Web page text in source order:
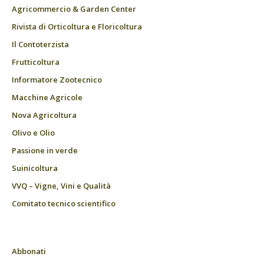
Agricommercio & Garden Center
Rivista di Orticoltura e Floricoltura
Il Contoterzista
Frutticoltura
Informatore Zootecnico
Macchine Agricole
Nova Agricoltura
Olivo e Olio
Passione in verde
Suinicoltura
VVQ – Vigne, Vini e Qualità
Comitato tecnico scientifico
Abbonati